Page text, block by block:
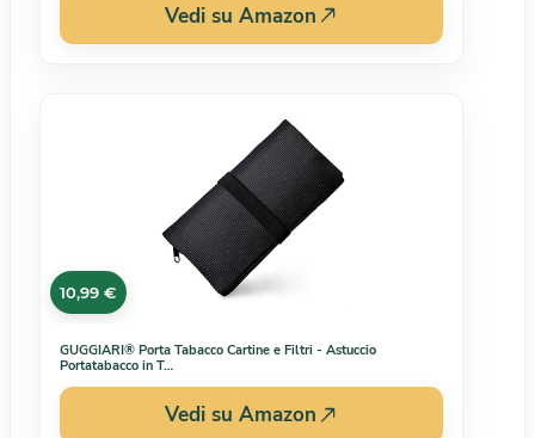
Vedi su Amazon
10,99 €
GUGGIARI® Porta Tabacco Cartine e Filtri - Astuccio
Portatabacco in T…
Vedi su Amazon